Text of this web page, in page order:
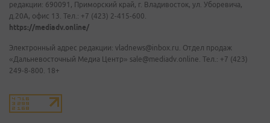
редакции: 690091, Приморский край, г. Владивосток, ул. Уборевича,
д.20А, офис 13. Тел.: +7 (423) 2-415-600.
https://mediadv.online/
Электронный адрес редакции: vladnews@inbox.ru. Отдел продаж
«Дальневосточный Медиа Центр» sale@mediadv.online. Тел.: +7 (423)
249-8-800. 18+